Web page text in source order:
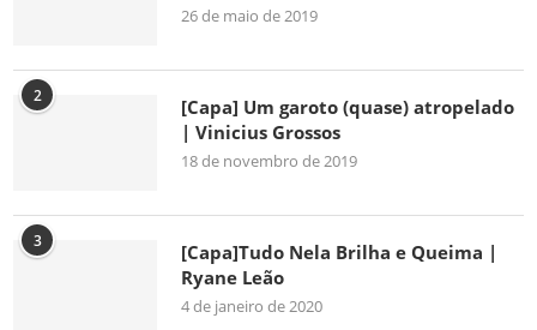
26 de maio de 2019
2
[Capa] Um garoto (quase) atropelado
| Vinicius Grossos
18 de novembro de 2019
3
[Capa]Tudo Nela Brilha e Queima |
Ryane Leão
4 de janeiro de 2020